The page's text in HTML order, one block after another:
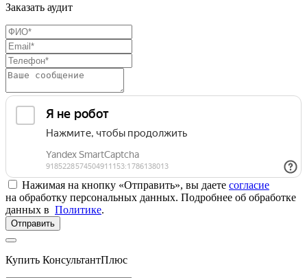
Заказать аудит
Нажимая на кнопку «Отправить», вы даете согласие
на обработку персональных данных. Подробнее об обработке
данных в Политике.
Отправить
Купить КонсультантПлюс